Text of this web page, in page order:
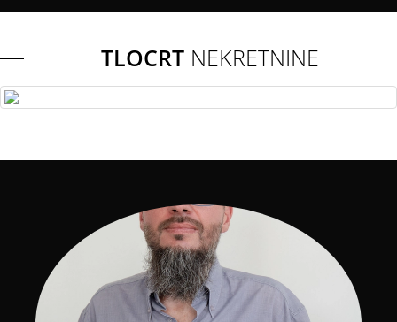
TLOCRT NEKRETNINE